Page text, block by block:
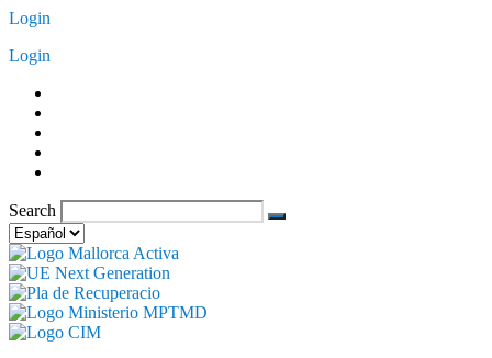
Saltar
contenido
Login
Login
Search
Elegir
un
idioma